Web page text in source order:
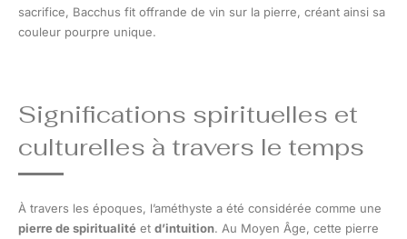
sacrifice, Bacchus fit offrande de vin sur la pierre, créant ainsi sa
couleur pourpre unique.
Significations spirituelles et
culturelles à travers le temps
À travers les époques, l’améthyste a été considérée comme une
pierre de spiritualité et d’intuition. Au Moyen Âge, cette pierre